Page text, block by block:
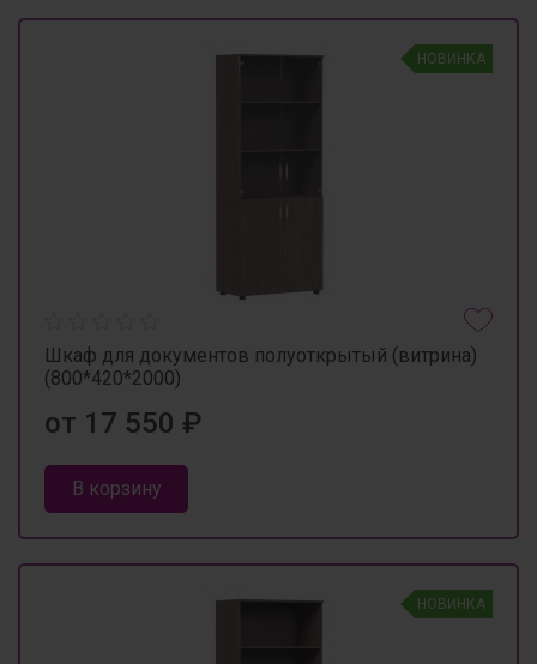
НОВИНКА
Шкаф для документов полуоткрытый (витрина)
(800*420*2000)
от 17 550 ₽
В корзину
НОВИНКА